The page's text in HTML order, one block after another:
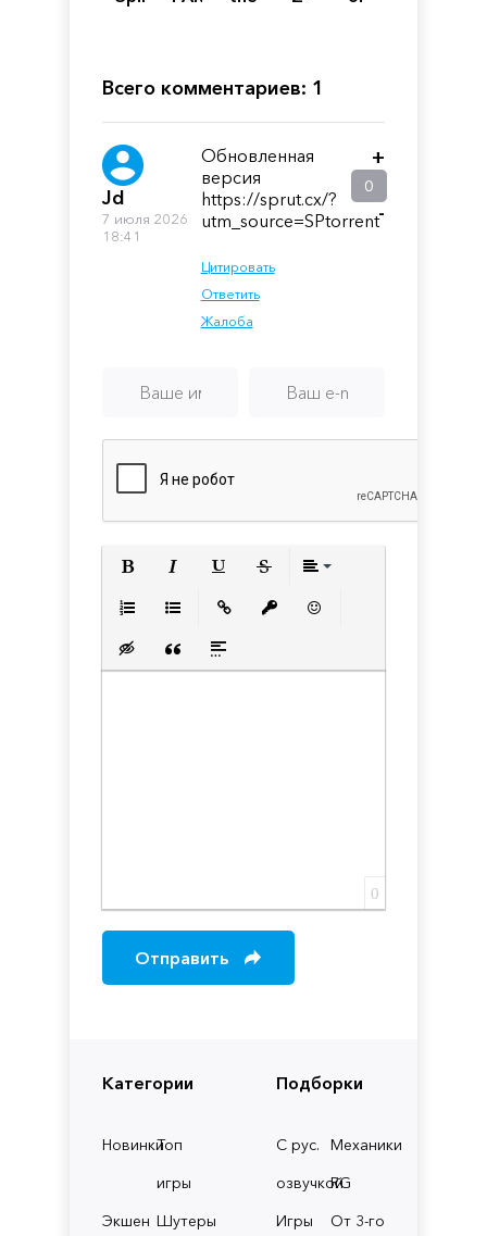
Категории
НовинкиТоп
игры
Экшен Шутеры
Подборки
С рус.
озвучкой
Механики
RG
Игры
От 3-го
Всего комментариев: 1
Jd
7 июля 2026
18:41
Обновленная
версия
https://sprut.cx/?
utm_source=SPtorrent
Цитировать
Ответить
Жалоба
+
0
-
Вставка скрытого текста
Вставка цитаты
Вставка спойлера
0
Отправить